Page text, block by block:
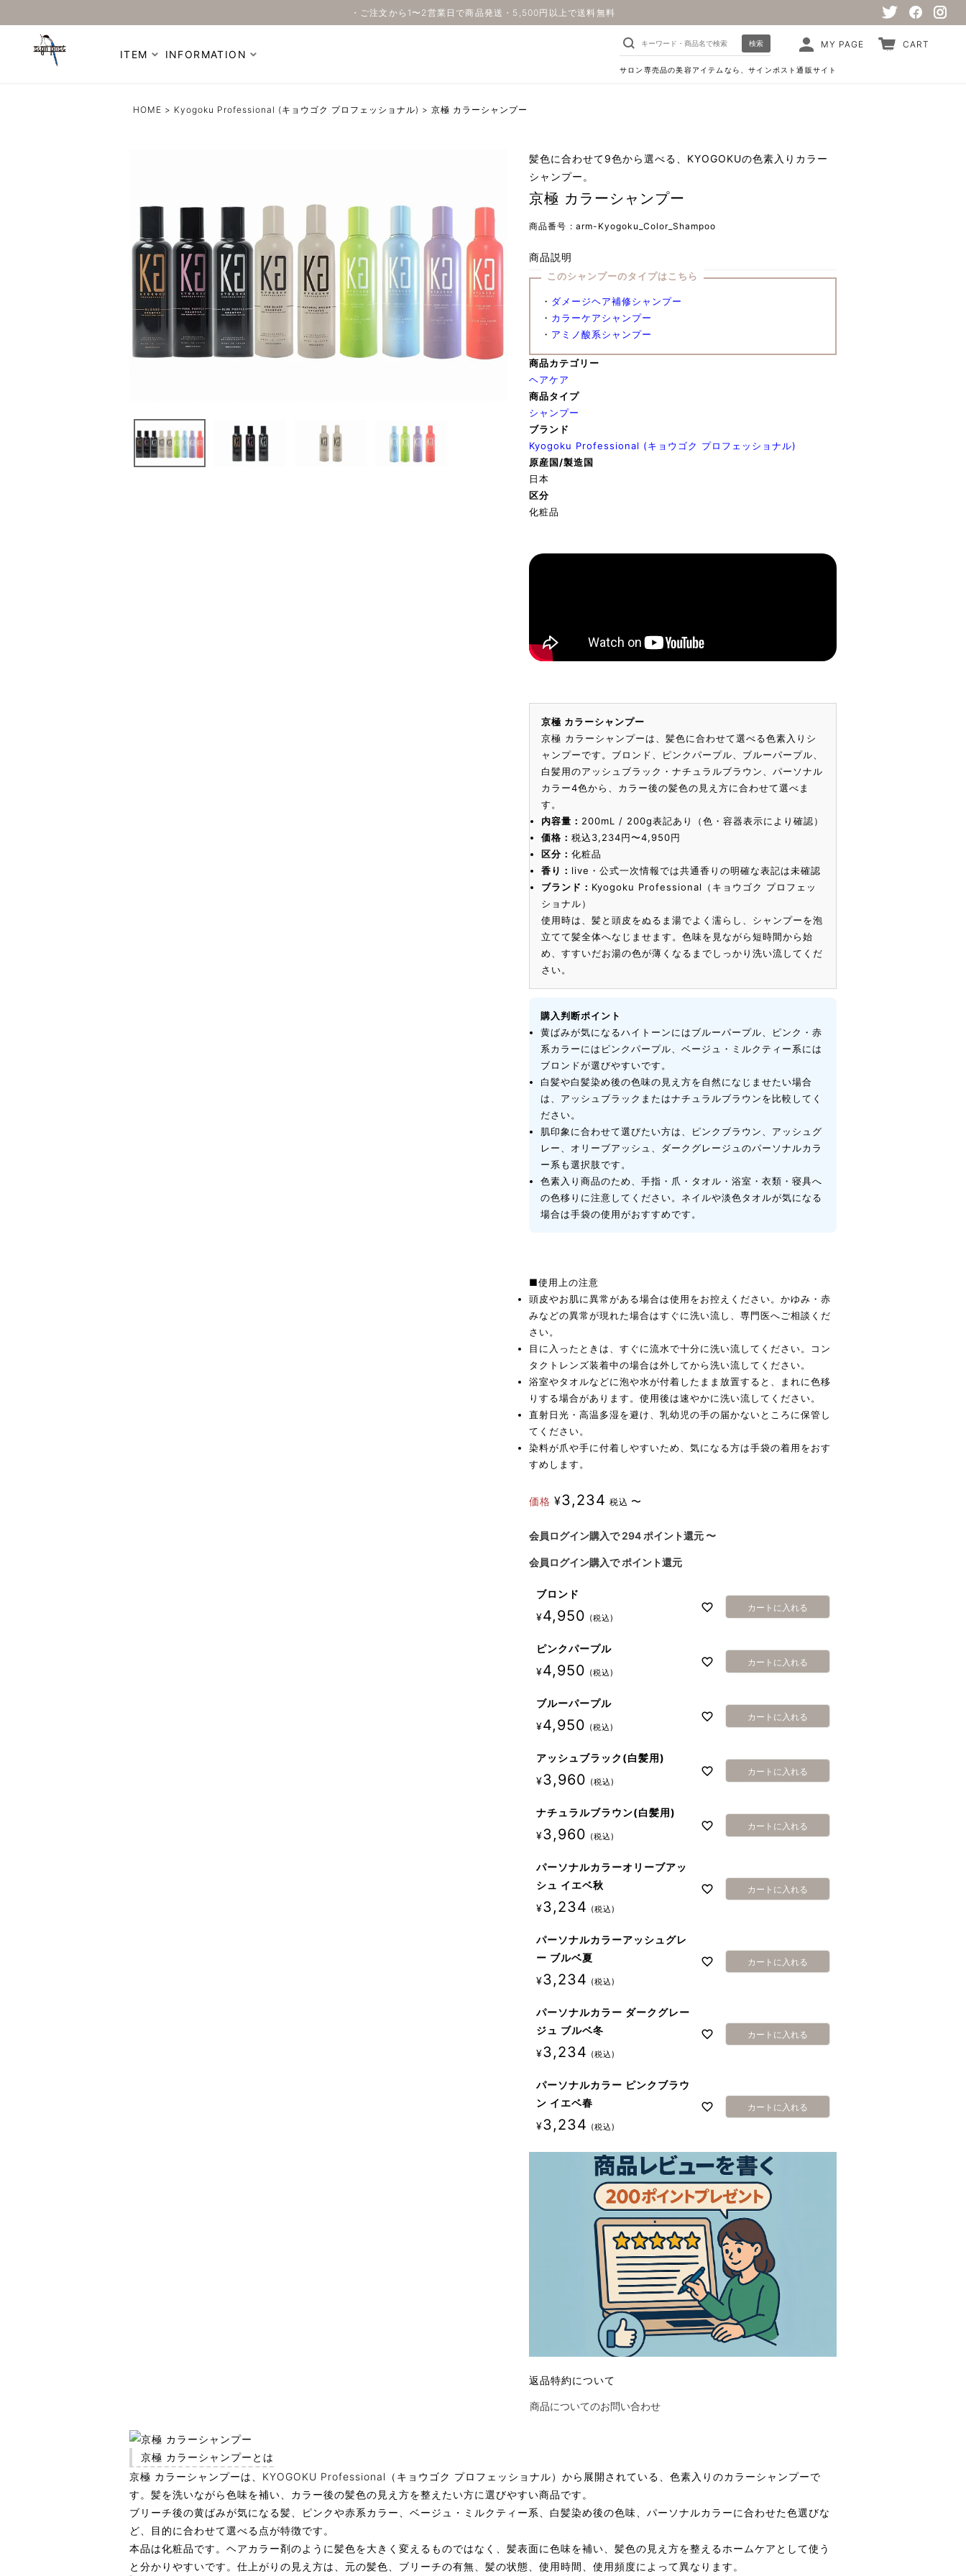
・ご注文から1〜2営業日で商品発送・5,500円以上で送料無料
ITEM INFORMATION
検索 MY PAGE CART
サロン専売品の美容アイテムなら、サインポスト通販サイト
HOME Kyogoku Professional (キョウゴク プロフェッショナル) 京極 カラーシャンプー
髪色に合わせて9色から選べる、KYOGOKUの色素入りカラー
シャンプー。
京極 カラーシャンプー
商品番号 arm-Kyogoku_Color_Shampoo
商品説明
このシャンプーのタイプはこちら
・ ダメージヘア補修シャンプー
・ カラーケアシャンプー
・ アミノ酸系シャンプー
商品カテゴリー
ヘアケア
商品タイプ
シャンプー
ブランド
Kyogoku Professional (キョウゴク プロフェッショナル)
原産国/製造国
日本
区分
化粧品
京極 カラーシャンプー
京極 カラーシャンプーは、髪色に合わせて選べる色素入りシ
ャンプーです。ブロンド、ピンクパープル、ブルーパープル、
白髪用のアッシュブラック・ナチュラルブラウン、パーソナル
カラー4色から、カラー後の髪色の見え方に合わせて選べま
す。
内容量： 200mL / 200g表記あり（色・容器表示により確認）
価格：税込3,234円〜4,950円
区分：化粧品
香り： live・公式一次情報では共通香りの明確な表記は未確認
ブランド： Kyogoku Professional（キョウゴク プロフェッ
ショナル）
使用時は、髪と頭皮をぬるま湯でよく濡らし、シャンプーを泡
立てて髪全体へなじませます。色味を見ながら短時間から始
め、すすいだお湯の色が薄くなるまでしっかり洗い流してくだ
さい。
購入判断ポイント
黄ばみが気になるハイトーンにはブルーパープル、ピンク・赤
系カラーにはピンクパープル、ベージュ・ミルクティー系には
ブロンドが選びやすいです。
白髪や白髪染め後の色味の見え方を自然になじませたい場合
は、アッシュブラックまたはナチュラルブラウンを比較してく
ださい。
肌印象に合わせて選びたい方は、ピンクブラウン、アッシュグ
レー、オリーブアッシュ、ダークグレージュのパーソナルカラ
ー系も選択肢です。
色素入り商品のため、手指・爪・タオル・浴室・衣類・寝具へ
の色移りに注意してください。ネイルや淡色タオルが気になる
場合は手袋の使用がおすすめです。
■使用上の注意
頭皮やお肌に異常がある場合は使用をお控えください。かゆみ・赤
みなどの異常が現れた場合はすぐに洗い流し、専門医へご相談くだ
さい。
目に入ったときは、すぐに流水で十分に洗い流してください。コン
タクトレンズ装着中の場合は外してから洗い流してください。
浴室やタオルなどに泡や水が付着したまま放置すると、まれに色移
りする場合があります。使用後は速やかに洗い流してください。
直射日光・高温多湿を避け、乳幼児の手の届かないところに保管し
てください。
染料が爪や手に付着しやすいため、気になる方は手袋の着用をおす
すめします。
価格 ¥3,234 税込 〜
会員ログイン購入で 294 ポイント還元〜
会員ログイン購入で ポイント還元
ブロンド
¥4,950 税込
カートに入れる
ピンクパープル
¥4,950 税込
カートに入れる
ブルーパープル
¥4,950 税込
カートに入れる
アッシュブラック(白髪用)
¥3,960 税込
カートに入れる
ナチュラルブラウン(白髪用)
¥3,960 税込
カートに入れる
パーソナルカラーオリーブアッ
シュ イエベ秋
¥3,234 税込
カートに入れる
パーソナルカラーアッシュグレ
ー ブルベ夏
¥3,234 税込
カートに入れる
パーソナルカラー ダークグレー
ジュ ブルベ冬
¥3,234 税込
カートに入れる
パーソナルカラー ピンクブラウ
ン イエベ春
¥3,234 税込
カートに入れる
返品特約について
商品についてのお問い合わせ
京極 カラーシャンプーとは
京極 カラーシャンプーは、KYOGOKU Professional（キョウゴク プロフェッショナル）から展開されている、色素入りのカラーシャンプーで
す。髪を洗いながら色味を補い、カラー後の髪色の見え方を整えたい方に選びやすい商品です。
ブリーチ後の黄ばみが気になる髪、ピンクや赤系カラー、ベージュ・ミルクティー系、白髪染め後の色味、パーソナルカラーに合わせた色選びな
ど、目的に合わせて選べる点が特徴です。
本品は化粧品です。ヘアカラー剤のように髪色を大きく変えるものではなく、髪表面に色味を補い、髪色の見え方を整えるホームケアとして使う
と分かりやすいです。仕上がりの見え方は、元の髪色、ブリーチの有無、髪の状態、使用時間、使用頻度によって異なります。